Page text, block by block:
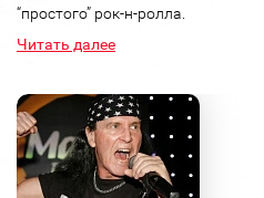
“простого” рок‑н‑ролла.
Читать далее